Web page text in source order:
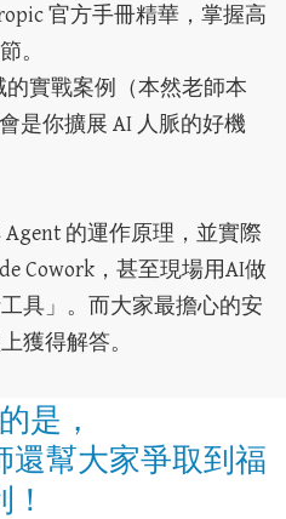
官方手冊精華，掌握高
。
的實戰案例（本然老師本
是你擴展 AI 人脈的好機
的運作原理，並實際
Cowork，甚至現場用AI做
具」。而大家最擔心的安
獲得解答。
是，
還幫大家爭取到福
！